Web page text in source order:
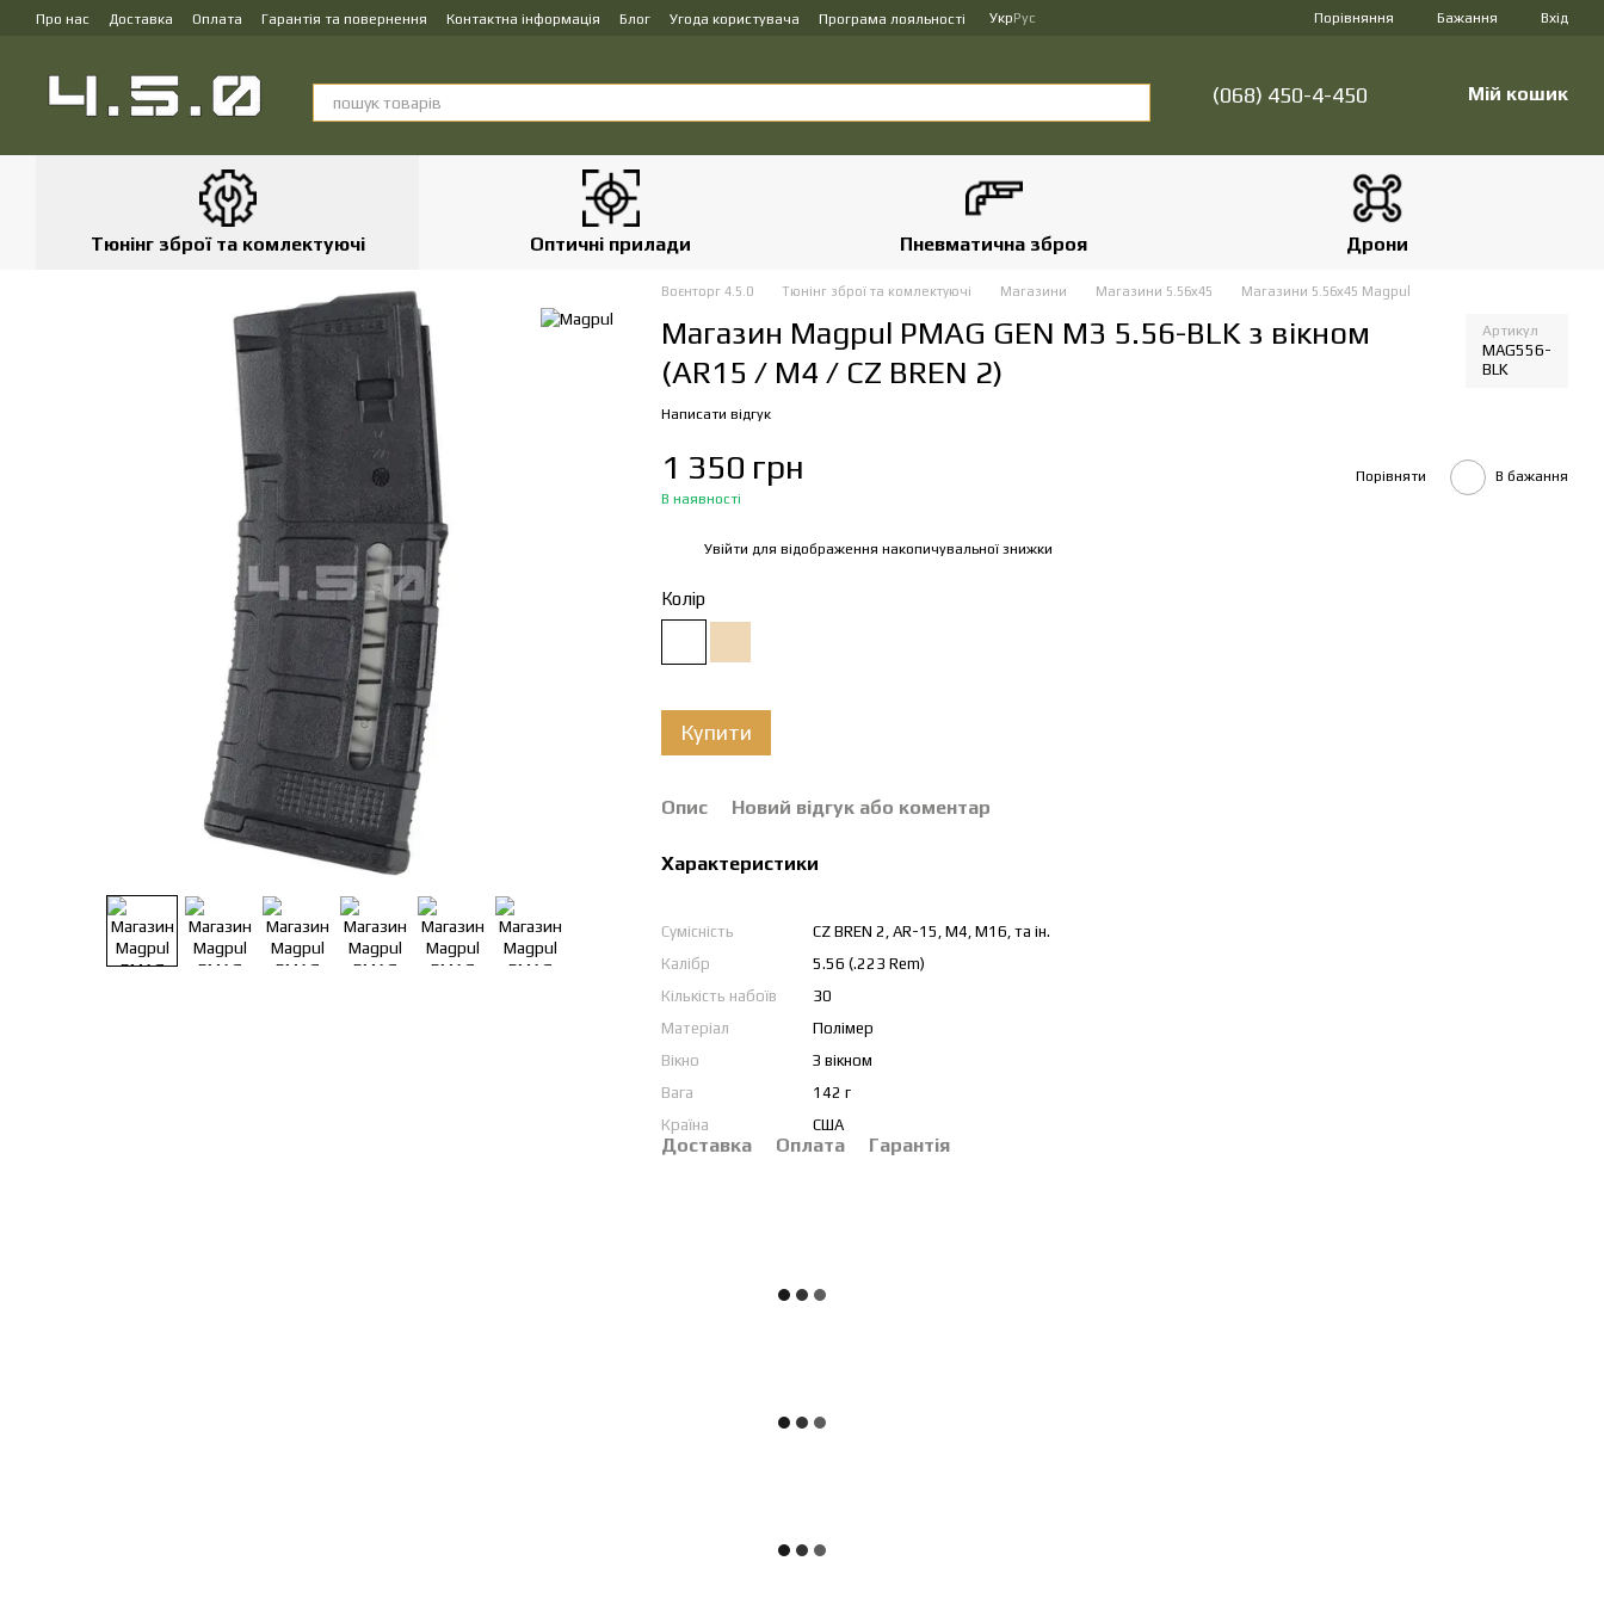
Перейти до основного контенту
Про нас Доставка Оплата Гарантія та повернення Контактна інформація Блог Угода користувача Програма лояльності УкрРус Порівняння Бажання Вхід
(068) 450-4-450 Мій кошик
Тюнінг зброї та комлектуючі Оптичні прилади Пневматична зброя Дрони
Воєнторг 4.5.0 Тюнінг зброї та комлектуючі Магазини Магазини 5.56х45 Магазини 5.56х45 Magpul
Магазин Magpul PMAG GEN M3 5.56-BLK з вікном
(AR15 / M4 / CZ BREN 2)
Артикул
MAG556-
BLK
Написати відгук
1 350 грн
В наявності
Порівняти В бажання
Увійти для відображення накопичувальної знижки
Колір
Купити
Опис Новий відгук або коментар
Характеристики
Сумісність
CZ BREN 2, AR-15, M4, M16, та ін.
Калібр
5.56 (.223 Rem)
Кількість набоїв
30
Матеріал
Полімер
Вікно
З вікном
Вага
142 г
Країна
США
Доставка Оплата Гарантія